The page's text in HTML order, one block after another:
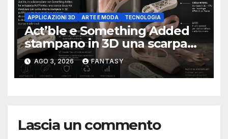
APPLICAZIONI 3D ARTE E MODA TECNOLOGIA
Act’ble e Something Added
stampano in 3D una scarpa
da punta modulare
progettata per durare cinque
volte di più
AGO 3, 2026 FANTASY
Lascia un commento